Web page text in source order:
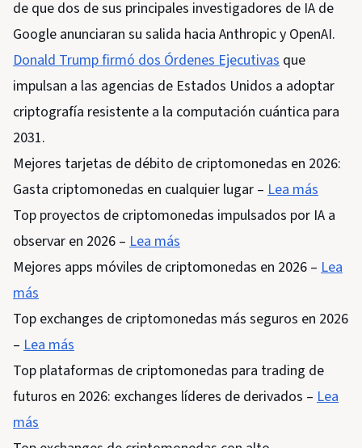
de que dos de sus principales investigadores de IA de
Google anunciaran su salida hacia Anthropic y OpenAI.
Donald Trump firmó dos Órdenes Ejecutivas que
impulsan a las agencias de Estados Unidos a adoptar
criptografía resistente a la computación cuántica para
2031.
Mejores tarjetas de débito de criptomonedas en 2026:
Gasta criptomonedas en cualquier lugar – Lea más
Top proyectos de criptomonedas impulsados por IA a
observar en 2026 – Lea más
Mejores apps móviles de criptomonedas en 2026 – Lea
más
Top exchanges de criptomonedas más seguros en 2026
– Lea más
Top plataformas de criptomonedas para trading de
futuros en 2026: exchanges líderes de derivados – Lea
más